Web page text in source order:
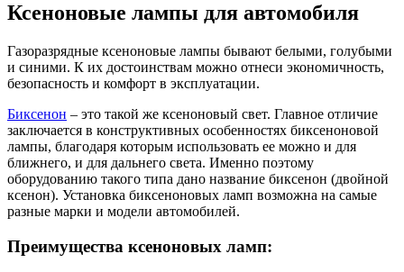
Ксеноновые лампы для автомобиля
Газоразрядные ксеноновые лампы бывают белыми, голубыми
и синими. К их достоинствам можно отнеси экономичность,
безопасность и комфорт в эксплуатации.
Биксенон – это такой же ксеноновый свет. Главное отличие
заключается в конструктивных особенностях биксеноновой
лампы, благодаря которым использовать ее можно и для
ближнего, и для дальнего света. Именно поэтому
оборудованию такого типа дано название биксенон (двойной
ксенон). Установка биксеноновых ламп возможна на самые
разные марки и модели автомобилей.
Преимущества ксеноновых ламп: